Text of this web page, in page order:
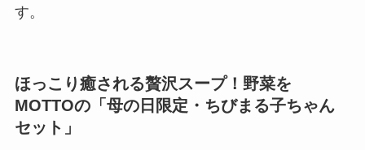
す。
ほっこり癒される贅沢スープ！野菜を
MOTTOの「母の日限定・ちびまる子ちゃん
セット」